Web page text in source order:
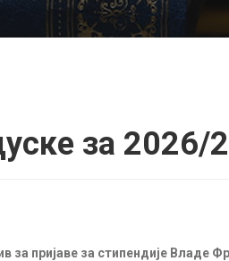
за 2026/
за пријаве за стипендије